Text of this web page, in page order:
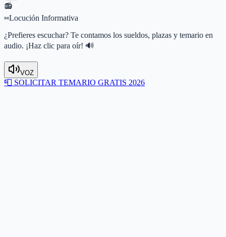
📻
Locución Informativa
¿Prefieres escuchar? Te contamos los sueldos, plazas y temario en
audio. ¡Haz clic para oír! 🔊
VOZ
📮 SOLICITAR TEMARIO GRATIS 2026